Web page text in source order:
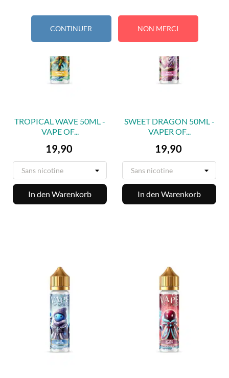
CONTINUER NON MERCI
TROPICAL WAVE 50ML -
VAPE OF...
Preis
19,90
In den Warenkorb
SWEET DRAGON 50ML -
VAPER OF...
Preis
19,90
In den Warenkorb